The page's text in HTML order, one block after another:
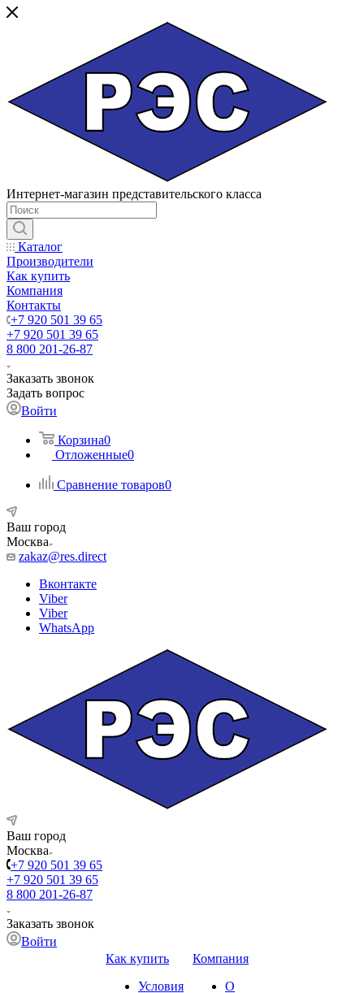
Интернет-магазин представительского класса
Каталог
Производители
Как купить
Компания
Контакты
+7 920 501 39 65
+7 920 501 39 65
8 800 201-26-87
Заказать звонок
Задать вопрос
Войти
Корзина0
Отложенные0
Сравнение товаров0
Ваш город
Москва
zakaz@res.direct
Вконтакте
Viber
Viber
WhatsApp
Ваш город
Москва
+7 920 501 39 65
+7 920 501 39 65
8 800 201-26-87
Заказать звонок
Войти
Как купить
Условия
Компания
О